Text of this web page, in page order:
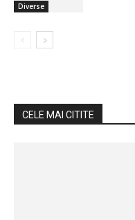
Diverse
CELE MAI CITITE